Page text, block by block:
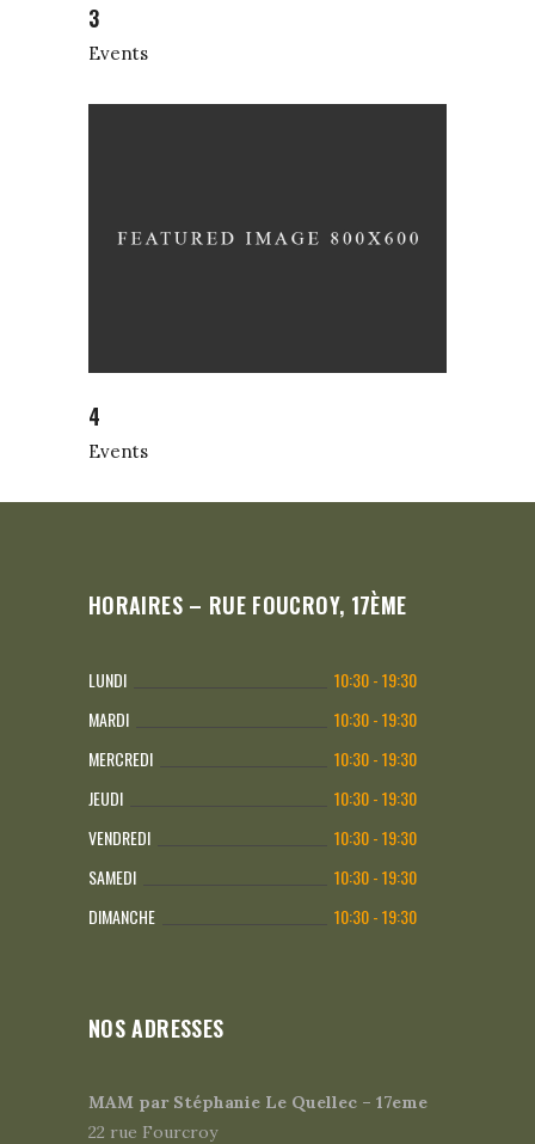
3
Events
4
Events
HORAIRES – RUE FOUCROY, 17ÈME
LUNDI
10:30 - 19:30
MARDI
10:30 - 19:30
MERCREDI
10:30 - 19:30
JEUDI
10:30 - 19:30
VENDREDI
10:30 - 19:30
SAMEDI
10:30 - 19:30
DIMANCHE
10:30 - 19:30
NOS ADRESSES
MAM par Stéphanie Le Quellec – 17eme
22 rue Fourcroy